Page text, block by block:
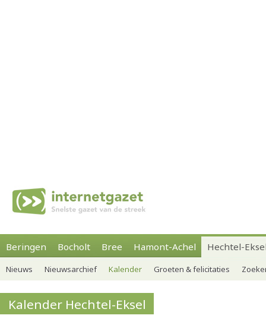
Beringen Bocholt Bree Hamont-Achel Hechtel-
Nieuws Nieuwsarchief Kalender Groeten & felicitaties
Kalender Hechtel-Eksel